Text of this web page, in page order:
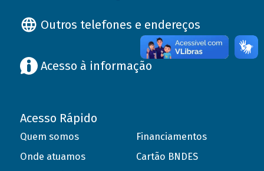
Outros telefones e endereços
Acesso à informação
Acesso Rápido
Quem somos
Onde atuamos
Financiamentos
Cartão BNDES